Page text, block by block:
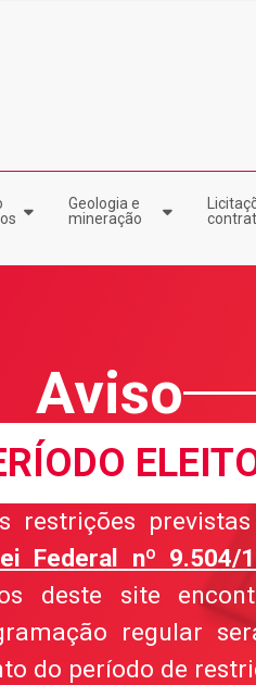
Geologia e
mineração
Aviso
restrições
Federal nº 9.504/
deste site
regular
do período de